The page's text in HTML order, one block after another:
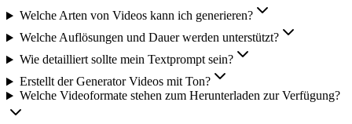
Welche Arten von Videos kann ich generieren?
Welche Auflösungen und Dauer werden unterstützt?
Wie detailliert sollte mein Textprompt sein?
Erstellt der Generator Videos mit Ton?
Welche Videoformate stehen zum Herunterladen zur Verfügung?